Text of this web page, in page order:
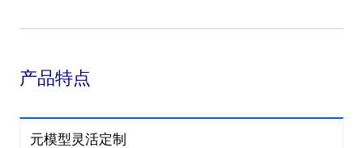
产品特点
元模型灵活定制